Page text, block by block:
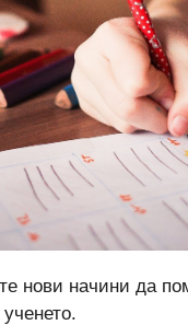
нови начини да